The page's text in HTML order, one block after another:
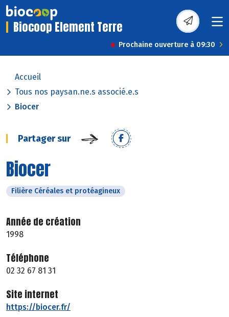
Biocoop Element Terre
Prochaine ouverture à 09:30
Accueil
Tous nos paysan.ne.s associé.e.s
Biocer
Partager sur
Biocer
Filière Céréales et protéagineux
Année de création
1998
Téléphone
02 32 67 81 31
Site internet
https://biocer.fr/